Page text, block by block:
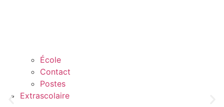
École
Contact
Postes
Extrascolaire